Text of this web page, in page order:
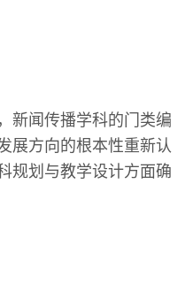
新闻传播学科的门类编
展方向的根本性重新认
规划与教学设计方面确